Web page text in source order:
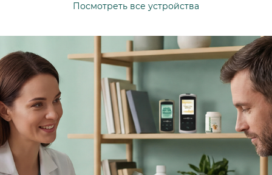
Посмотреть все устройства